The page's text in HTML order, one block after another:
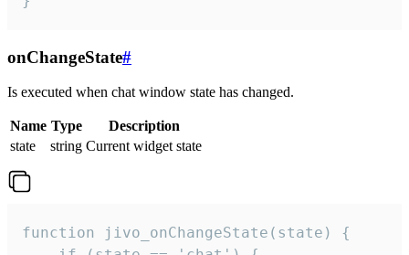
onChangeState#
Is executed when chat window state has changed.
Name Type
Description
state
string Current widget state
function jivo_onChangeState(state) {